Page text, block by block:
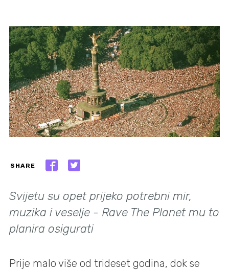
SHARE
Svijetu su opet prijeko potrebni mir,
muzika i veselje - Rave The Planet mu to
planira osigurati
Prije malo više od trideset godina, dok se